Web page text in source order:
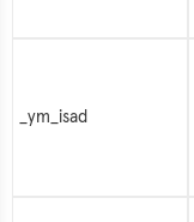
_ym_isad